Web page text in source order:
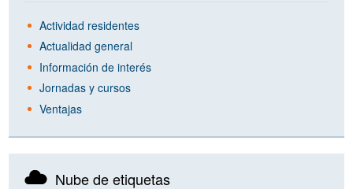
Actividad residentes
Actualidad general
Información de interés
Jornadas y cursos
Ventajas
Nube de etiquetas